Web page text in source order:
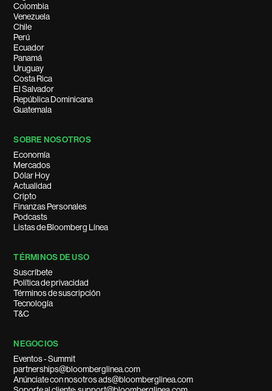
Colombia
Venezuela
Chile
Perú
Ecuador
Panamá
Uruguay
Costa Rica
El Salvador
República Dominicana
Guatemala
SOBRE NOSOTROS
Economía
Mercados
Dólar Hoy
Actualidad
Cripto
Finanzas Personales
Podcasts
Listas de Bloomberg Línea
TÉRMINOS DE USO
Suscríbete
Política de privacidad
Términos de suscripción
Tecnología
T&C
NEGOCIOS
Eventos - Summit
partnerships@bloomberglinea.com
Anúnciate con nosotros ads@bloomberglinea.com